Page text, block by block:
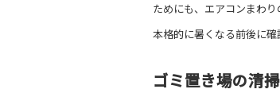
ためにも、エアコンまわり
本格的に暑くなる前後に確
ゴミ置き場の清